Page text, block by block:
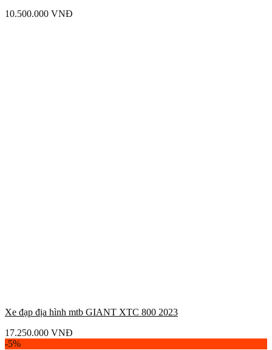
10.500.000 VNĐ
Xe đạp địa hình mtb GIANT XTC 800 2023
17.250.000 VNĐ
-5%